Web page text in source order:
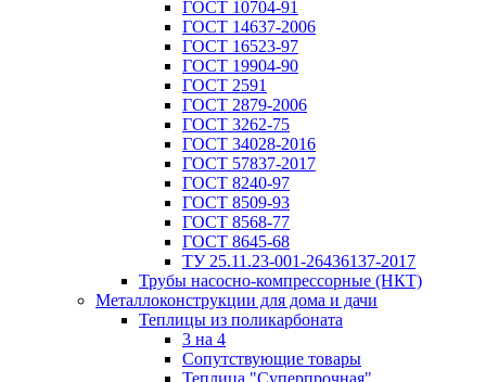
ГОСТ 10704-91
ГОСТ 14637-2006
ГОСТ 16523-97
ГОСТ 19904-90
ГОСТ 2591
ГОСТ 2879-2006
ГОСТ 3262-75
ГОСТ 34028-2016
ГОСТ 57837-2017
ГОСТ 8240-97
ГОСТ 8509-93
ГОСТ 8568-77
ГОСТ 8645-68
ТУ 25.11.23-001-26436137-2017
Трубы насосно-компрессорные (НКТ)
Металлоконструкции для дома и дачи
Теплицы из поликарбоната
3 на 4
Сопутствующие товары
Теплица "Суперпрочная"